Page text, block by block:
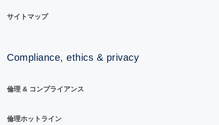
サイトマップ
Compliance, ethics & privacy
倫理 & コンプライアンス
倫理ホットライン